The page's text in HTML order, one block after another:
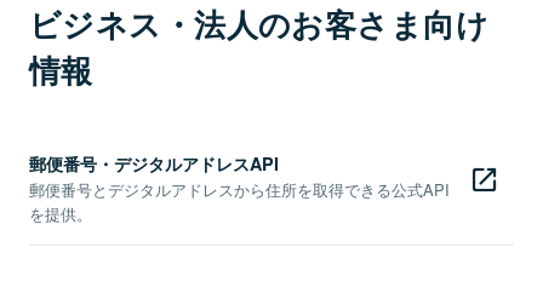
ビジネス・法人のお客さま向け
情報
郵便番号・デジタルアドレスAPI
郵便番号とデジタルアドレスから住所を取得できる公式API
を提供。